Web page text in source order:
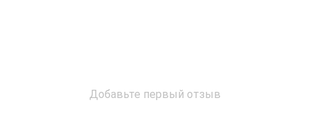
Добавьте первый отзыв